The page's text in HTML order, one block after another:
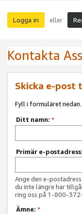
Logga in eller
Kontakta
Skicka e-post
Fyll i formuläret
Ditt namn: *
Primär e-postadress:
Ange den e-
du inte längre har
ring oss på 1-800-
Ämne: *